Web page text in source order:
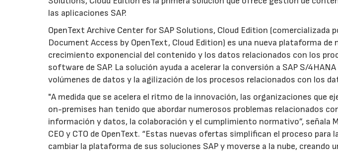
las aplicaciones SAP.
OpenText Archive Center for SAP Solutions, Cloud Edition (comercializada
Document Access by OpenText, Cloud Edition) es una nueva plataforma de
crecimiento exponencial del contenido y los datos relacionados con los
software de SAP. La solución ayuda a acelerar la conversión a SAP S/
volúmenes de datos y la agilización de los procesos relacionados con los
"A medida que se acelera el ritmo de la innovación, las organizaciones que
on-premises han tenido que abordar numerosos problemas relacionados
información y datos, la colaboración y el cumplimiento normativo”, señala
CEO y CTO de OpenText. “Estas nuevas ofertas simplifican el proceso para
cambiar la plataforma de sus soluciones SAP y moverse a la nube, creando